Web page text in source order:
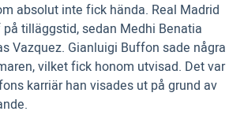
absolut inte fick hända. Real Madrid
tilläggstid, sedan Medhi Benatia
Vazquez. Gianluigi Buffon sade några
vilket fick honom utvisad. Det var
karriär han visades ut på grund av